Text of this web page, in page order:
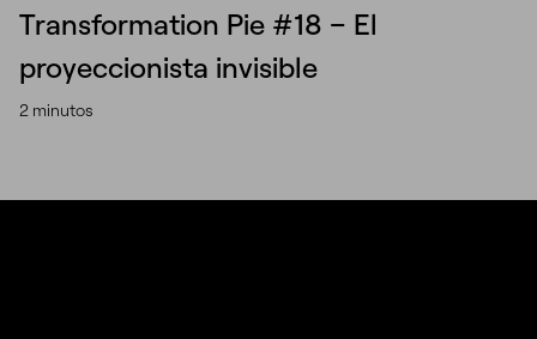
Transformation Pie #18 – El
proyeccionista invisible
2 minutos